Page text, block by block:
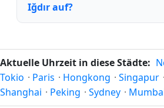
Iğdır auf?
Aktuelle Uhrzeit in diese Städte:
Tokio · Paris · Hongkong · Singapur ·
Shanghai · Peking · Sydney ·